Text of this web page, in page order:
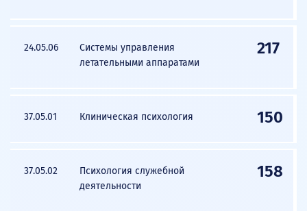
24.05.06
Системы управления
летательными аппаратами
217
37.05.01 Клиническая психология 150
37.05.02
Психология служебной
деятельности
158